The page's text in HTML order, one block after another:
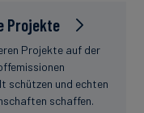
Projekte
Projekte auf der
schützen und echten
schaffen.